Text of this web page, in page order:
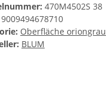
470M4502S 38
9009494678710
Oberfläche oriongrau
BLUM